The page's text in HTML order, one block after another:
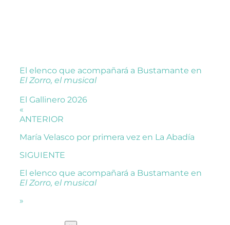
El elenco que acompañará a Bustamante en
El Zorro, el musical
El Gallinero 2026
«
ANTERIOR
María Velasco por primera vez en La Abadía
SIGUIENTE
El elenco que acompañará a Bustamante en
El Zorro, el musical
»